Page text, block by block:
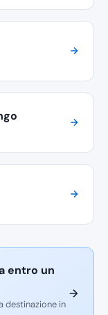
entro un
destinazione in